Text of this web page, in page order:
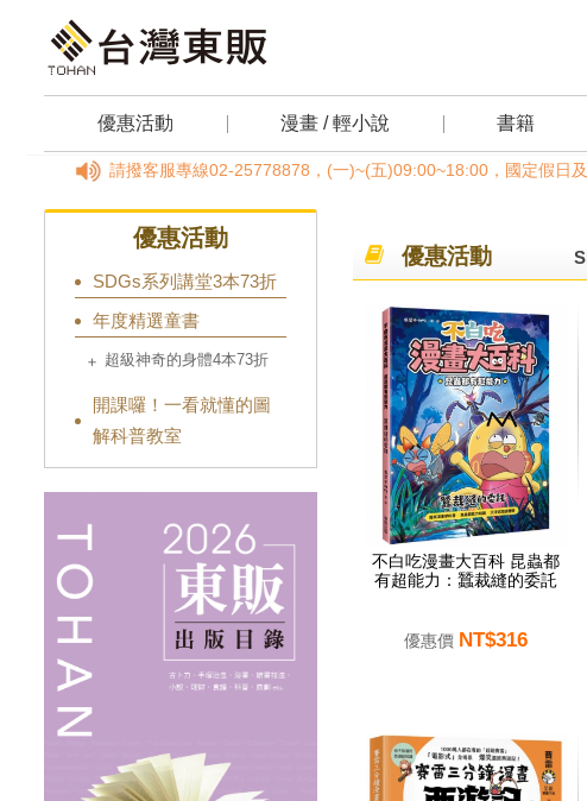
優惠活動 漫畫 / 輕小說 書籍
，請撥客服專線02-25778878，(一)~(五)09:00~18:00，國定假日及非服務
優惠活動
SDGs系列講堂3本73折
年度精選童書
超級神奇的身體4本73折
開課囉！一看就懂的圖
解科普教室
優惠活動
不白吃漫畫大百科 昆蟲都
有超能力：蠶裁縫的委託
優惠價 NT$316